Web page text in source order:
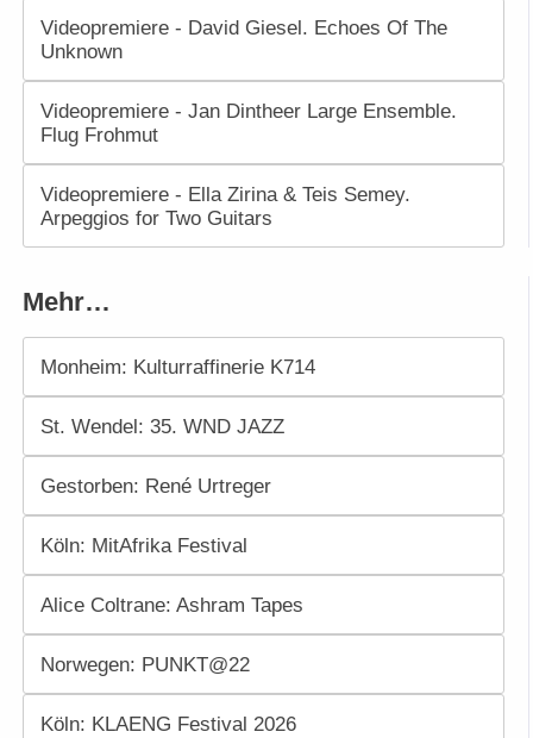
Videopremiere - David Giesel. Echoes Of The
Unknown
Videopremiere - Jan Dintheer Large Ensemble.
Flug Frohmut
Videopremiere - Ella Zirina & Teis Semey.
Arpeggios for Two Guitars
Mehr…
Monheim: Kulturraffinerie K714
St. Wendel: 35. WND JAZZ
Gestorben: René Urtreger
Köln: MitAfrika Festival
Alice Coltrane: Ashram Tapes
Norwegen: PUNKT@22
Köln: KLAENG Festival 2026